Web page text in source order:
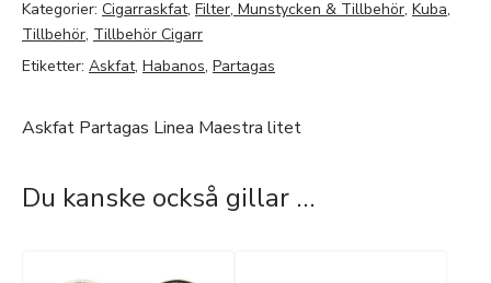
Kategorier: Cigarraskfat, Filter, Munstycken & Tillbehör, Kuba,
Tillbehör, Tillbehör Cigarr
Etiketter: Askfat, Habanos, Partagas
Askfat Partagas Linea Maestra litet
Du kanske också gillar …